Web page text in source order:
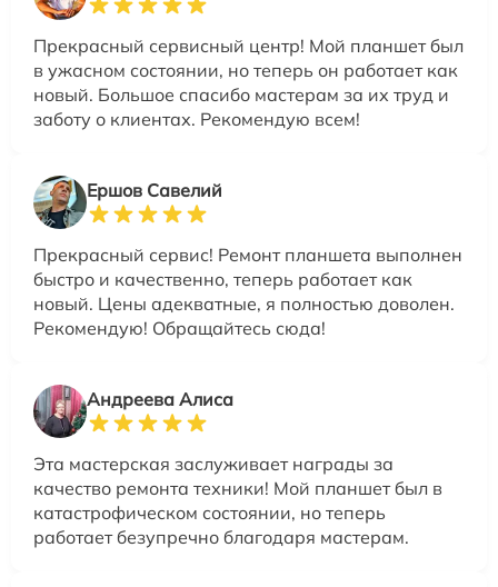
Прекрасный сервисный центр! Мой планшет был
в ужасном состоянии, но теперь он работает как
новый. Большое спасибо мастерам за их труд и
заботу о клиентах. Рекомендую всем!
Ершов Савелий
Прекрасный сервис! Ремонт планшета выполнен
быстро и качественно, теперь работает как
новый. Цены адекватные, я полностью доволен.
Рекомендую! Обращайтесь сюда!
Андреева Алиса
Эта мастерская заслуживает награды за
качество ремонта техники! Мой планшет был в
катастрофическом состоянии, но теперь
работает безупречно благодаря мастерам.